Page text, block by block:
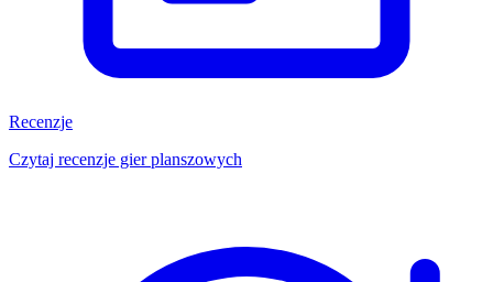
Recenzje
Czytaj recenzje gier planszowych